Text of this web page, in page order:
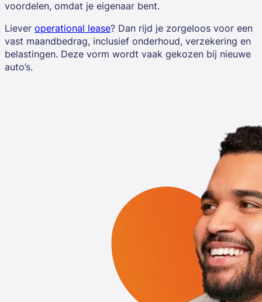
voordelen, omdat je eigenaar bent.
Liever operational lease? Dan rijd je zorgeloos voor een
vast maandbedrag, inclusief onderhoud, verzekering en
belastingen. Deze vorm wordt vaak gekozen bij nieuwe
auto’s.